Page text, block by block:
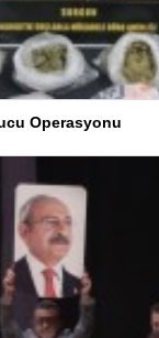
Operasyonu